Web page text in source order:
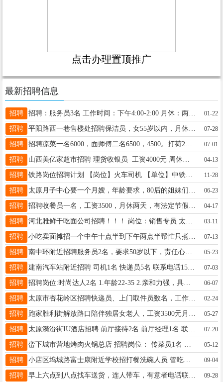
点击办理置顶推广
最新招聘信息
招聘 01-22
招聘 平阳路西一巷售楼处招聘保洁员，女55岁以内，月休四天，工资2700元。有意者联系15235185400張 07-28
招聘 07-01
招聘 山西美亿家超市招聘 理货收银员 工资4000元 周休一天，☎13803415670 工作地址： 小店区山西师范大学（汇通北路）近武宿机场 。 04-13
招聘 铁路岗位招聘计划 【岗位】火车司机 【单位】中铁局，中铁建局，中铁电气化局 【要求】男，19-32周岁以下，中专、大专及以上学历，理工类专业优先，身体健康，无不良嗜好，无案底； 【福利待遇】正式上岗后综合工资：内燃机车8000-13000/月，缴纳五险一金或二金，月休8-10天，节日福利，高温补贴，取暖费，晋升空间大等； 【培训周期】3-6个月 【安置流程】理论培训完考取理论合格证，获证后安排跟班实习，实习期满单位安排考证，获得证书后成为一名合格的铁路职工。 【就业地方】全国可安置 11-28
招聘 06-23
招聘 04-17
招聘 03-11
招聘 小吃卖面摊招一个中午十点半到下午两点半帮忙只煮一下面的小时工，一天50元，日结，月结都行，要求精干利索一点的，电话19935115342 07-13
招聘 南中环附近招聘服务员2名，要求50岁以下，责任心强，吃苦耐劳，联系电话:13403466859 05-23
招聘 建南汽车站附近招聘 司机1名 快递员5名 联系电话15536500839 07-03
招聘 招聘岗位:时尚达人2名 1.年龄22-35 2.亲和力强，具有较强的团队合作精神和上进心，责任心强！执行力强！ 3.喜欢户外，爱穿搭 5.爱搭配，爱酷酷的感觉 喜欢时尚的风格 薪资架构：底薪➕提成➕奖励 综合❤资:4000-8000(上不封顶） 品牌:PONY 1972 地址: 太原茂业天地三层 电话 ：18835351647 06-07
招聘 太原市杏花岭区招聘快递员、上门取件员数名，工作地点：太原市杏花岭区新开南巷东兴装饰城X区，要求25-50岁，男女不限，工资按件计算，上不封顶，能吃苦耐劳、有工作经验者优先，联系人任俊伟18234034103，微信同号 02-24
招聘 05-27
招聘 07-20
招聘 05-12
招聘 小店区坞城路富士康附近学校招打餐洗碗人员 管吃管住，住宿条件好，月休7天。 身体健康就可以，面试打电话15735010880 09-04
招聘 09-28